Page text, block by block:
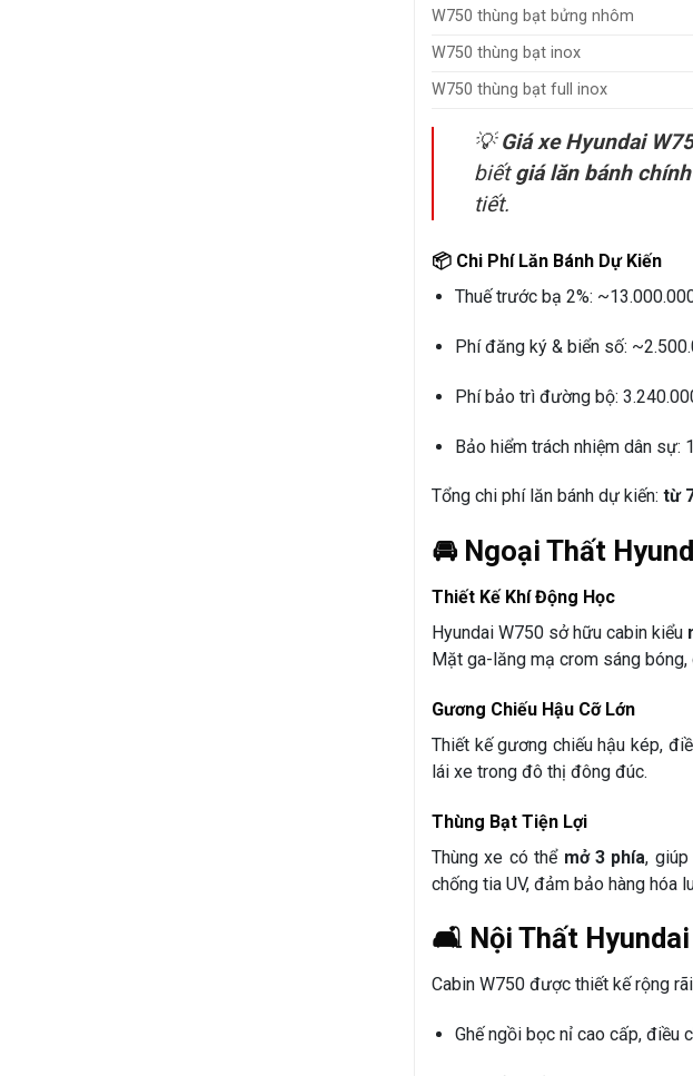
W750 thùng bạt bửng nhôm
W750 thùng bạt inox
W750 thùng bạt full inox
💡Giá xe Hyundai
biếtgiá lăn bánh
tiết.
📦 Chi Phí Lăn Bánh Dự Kiến
Thuế trước bạ 2%:
Phí đăng ký & biển số:
Phí bảo trì đường bộ:
Bảo hiểm trách nhiệm dân sự:
Tổng chi phí lăn bánh dự kiến: từ
🚘 Ngoại Thất
Thiết Kế Khí Động Học
Hyundai W750 sở hữu cabin kiểu
Mặt ga-lăng mạ crom sáng
Gương Chiếu Hậu Cỡ Lớn
Thiết kế gương chiếu hậu kép,
lái xe trong đô thị đông đúc.
Thùng Bạt Tiện Lợi
Thùng xe có thể mở 3 phía,
chống tia UV, đảm bảo hàng hóa
🛋️ Nội Thất Hyundai
Cabin W750 được thiết kế rộng
Ghế ngồi bọc nỉ cao cấp, điều